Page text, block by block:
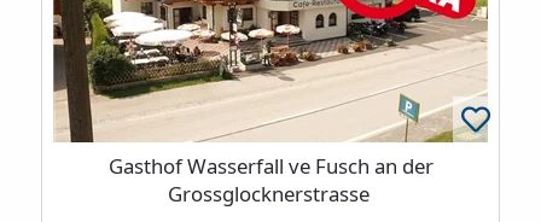
Gasthof Wasserfall ve Fusch an der
Grossglocknerstrasse